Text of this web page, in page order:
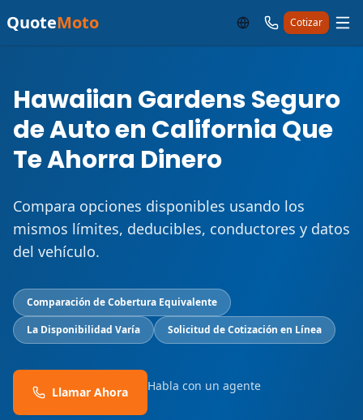
QuoteMoto Cotizar
Hawaiian Gardens Seguro
de Auto en California Que
Te Ahorra Dinero
Compara opciones disponibles usando los
mismos límites, deducibles, conductores y datos
del vehículo.
Comparación de Cobertura Equivalente
La Disponibilidad Varía
Solicitud de Cotización en Línea
Llamar Ahora Habla con un agente